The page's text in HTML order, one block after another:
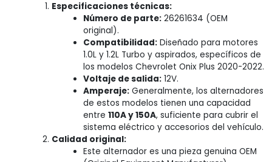
Especificaciones técnicas:
Número de parte: 26261634 (OEM
original).
Compatibilidad: Diseñado para motores
1.0L y 1.2L Turbo y aspirados, específicos de
los modelos Chevrolet Onix Plus 2020-2022.
Voltaje de salida: 12V.
Amperaje: Generalmente, los alternadores
de estos modelos tienen una capacidad
entre110A y 150A, suficiente para cubrir el
sistema eléctrico y accesorios del vehículo.
Calidad original:
Este alternador es una pieza genuina OEM